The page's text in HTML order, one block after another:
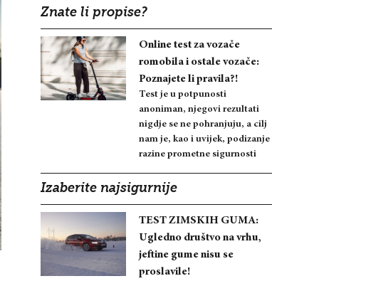
Znate li propise?
Online test za vozače
romobila i ostale vozače:
Poznajete li pravila?!
Test je u potpunosti
anoniman, njegovi rezultati
nigdje se ne pohranjuju, a cilj
nam je, kao i uvijek, podizanje
razine prometne sigurnosti
Izaberite najsigurnije
TEST ZIMSKIH GUMA:
Ugledno društvo na vrhu,
jeftine gume nisu se
proslavile!